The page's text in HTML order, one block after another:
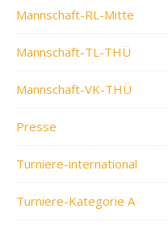
Mannschaft-RL-Mitte
Mannschaft-TL-THÜ
Mannschaft-VK-THÜ
Presse
Turniere-international
Turniere-Kategorie A